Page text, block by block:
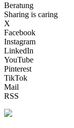
Beratung
Sharing is caring
X
Facebook
Instagram
LinkedIn
YouTube
Pinterest
TikTok
Mail
RSS